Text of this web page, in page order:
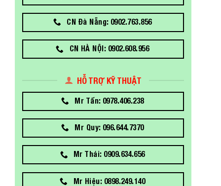
CN Đà Nẵng: 0902.763.856
CN HÀ NỘI: 0902.608.956
HỖ TRỢ KỸ THUẬT
Mr Tấn: 0978.406.238
Mr Quy: 096.644.7370
Mr Thái: 0909.634.656
Mr Hiệu: 0898.249.140